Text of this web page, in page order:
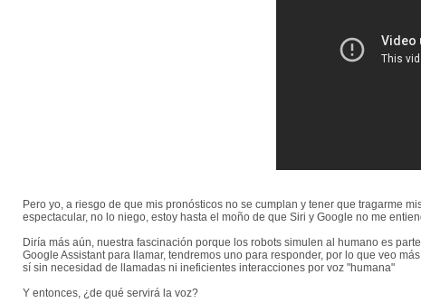
Pero yo, a riesgo de que mis pronósticos no se cumplan y tener que tragarme
espectacular, no lo niego, estoy hasta el moño de que Siri y Google no me
Diría más aún, nuestra fascinación porque los robots simulen al humano es
Google Assistant para llamar, tendremos uno para responder, por lo que veo
sí sin necesidad de llamadas ni ineficientes interacciones por voz "humana"
Y entonces, ¿de qué servirá la voz?